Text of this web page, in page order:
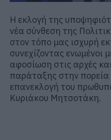
Η εκλογή της
νέα σύνθεση της
στον τόπο μας ισχυρή
συνεχίζοντας ενωμένοι
αφοσίωση στις αρχές
παράταξης στην πορεία
επανεκλογή του
Κυριάκου Μητσοτάκη.